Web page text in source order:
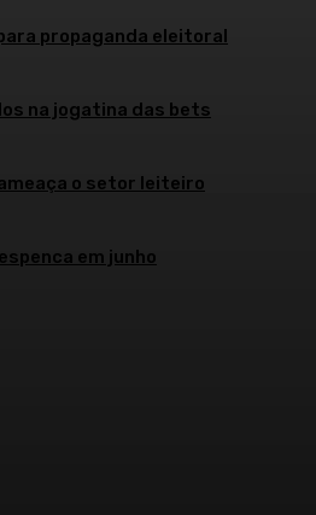
propaganda eleitoral
na jogatina das bets
o setor leiteiro
em junho